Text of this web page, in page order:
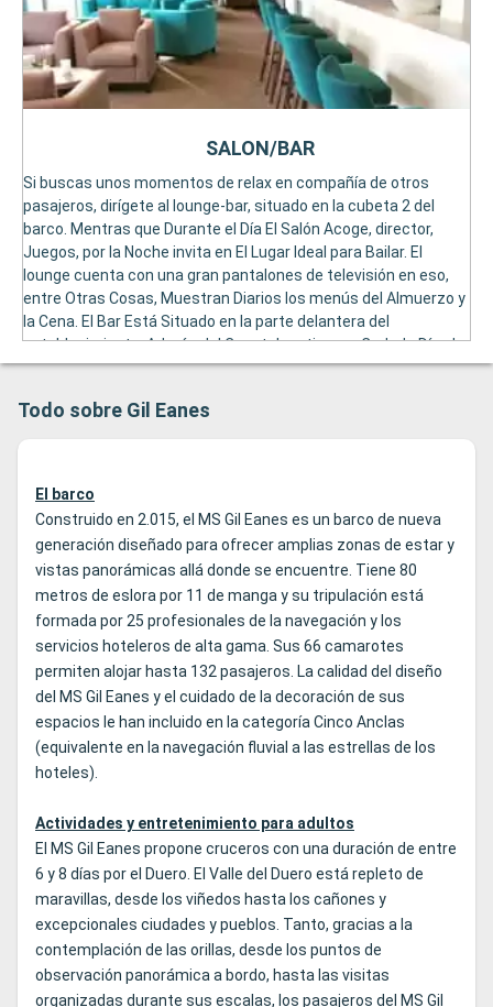
Si buscas unos momentos de relax en compañía de otros
pasajeros, dirígete al lounge-bar, situado en la cubeta 2 del
barco. Mentras que Durante el Día El Salón Acoge, director,
Juegos, por la Noche invita en El Lugar Ideal para Bailar. El
lounge cuenta con una gran pantalones de televisión en eso,
entre Otras Cosas, Muestran Diarios los menús del Almuerzo y
la Cena. El Bar Está Situado en la parte delantera del
establecimiento, Admás del Cocctel gratis que, Cadada Día, de
Reece a Todos los Pasajeros, Sirve También TE, Café y
Medianoche.
SALON/BAR
Todo sobre Gil Eanes
El barco
Construido en 2.015, el MS Gil Eanes es un barco de nueva
generación diseñado para ofrecer amplias zonas de estar y
vistas panorámicas allá donde se encuentre. Tiene 80
metros de eslora por 11 de manga y su tripulación está
formada por 25 profesionales de la navegación y los
servicios hoteleros de alta gama. Sus 66 camarotes
permiten alojar hasta 132 pasajeros. La calidad del diseño
del MS Gil Eanes y el cuidado de la decoración de sus
espacios le han incluido en la categoría Cinco Anclas
(equivalente en la navegación fluvial a las estrellas de los
hoteles).
Actividades y entretenimiento para adultos
El MS Gil Eanes propone cruceros con una duración de entre
6 y 8 días por el Duero. El Valle del Duero está repleto de
maravillas, desde los viñedos hasta los cañones y
excepcionales ciudades y pueblos. Tanto, gracias a la
contemplación de las orillas, desde los puntos de
observación panorámica a bordo, hasta las visitas
organizadas durante sus escalas, los pasajeros del MS Gil